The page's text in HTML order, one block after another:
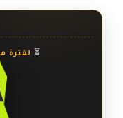
⏳ لفترة